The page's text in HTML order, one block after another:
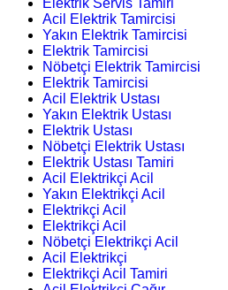
Acil Elektrik Tamircisi
Yakın Elektrik Tamircisi
Elektrik Tamircisi
Nöbetçi Elektrik Tamircisi
Elektrik Tamircisi
Acil Elektrik Ustası
Yakın Elektrik Ustası
Elektrik Ustası
Nöbetçi Elektrik Ustası
Elektrik Ustası Tamiri
Acil Elektrikçi Acil
Yakın Elektrikçi Acil
Elektrikçi Acil
Elektrikçi Acil
Nöbetçi Elektrikçi Acil
Acil Elektrikçi
Elektrikçi Acil Tamiri